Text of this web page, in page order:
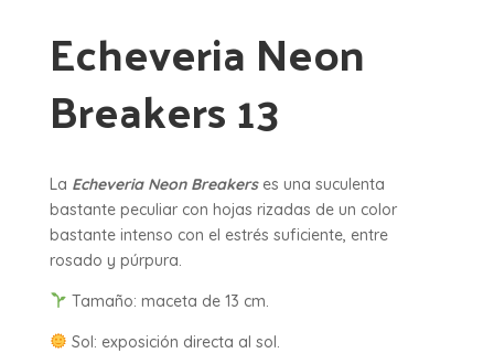
Echeveria Neon
Breakers 13
La Echeveria Neon Breakers es una suculenta
bastante peculiar con hojas rizadas de un color
bastante intenso con el estrés suficiente, entre
rosado y púrpura.
Tamaño: maceta de 13 cm.
Sol: exposición directa al sol.